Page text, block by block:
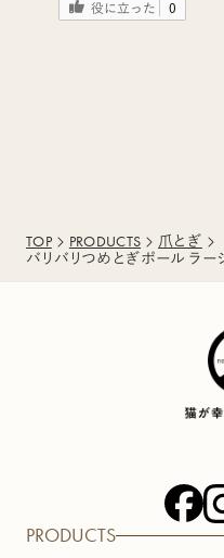
役に立った 0
TOP PRODUCTS
爪とぎ
バリバリつめとぎポール ラー
PRODUCTS